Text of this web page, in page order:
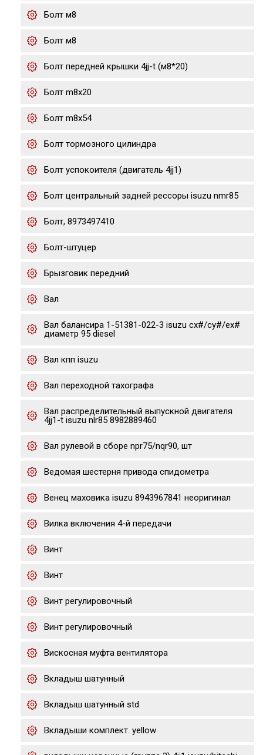
Болт м8
Болт м8
Болт передней крышки 4jj-t (м8*20)
Болт m8x20
Болт m8x54
Болт тормозного цилиндра
Болт успокоителя (двигатель 4jj1)
Болт центральный задней рессоры isuzu nmr85
Болт, 8973497410
Болт-штуцер
Брызговик передний
Вал
Вал балансира 1-51381-022-3 isuzu cx#/cy#/ex#
диаметр 95 diesel
Вал кпп isuzu
Вал переходной тахографа
Вал распределительный выпускной двигателя
4jj1-t isuzu nlr85 8982889460
Вал рулевой в сборе npr75/nqr90, шт
Ведомая шестерня привода спидометра
Венец маховика isuzu 8943967841 неоригинал
Вилка включения 4-й передачи
Винт
Винт
Винт регулировочный
Винт регулировочный
Вискосная муфта вентилятора
Вкладыш шатунный
Вкладыш шатунный std
Вкладыши комплект. yellow